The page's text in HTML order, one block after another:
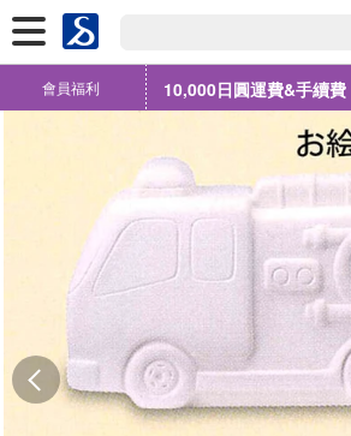
會員福利 10,000日圓運費&手續費